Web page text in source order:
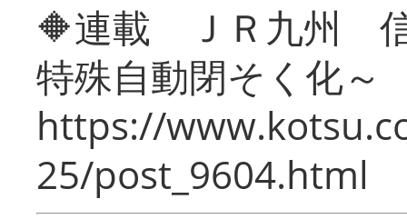
🔶連載 ＪＲ九州 信
特殊自動閉そく化～
https://
25/post_9604.html